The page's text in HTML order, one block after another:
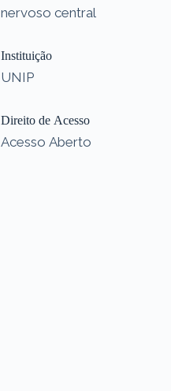
nervoso central
Instituição
UNIP
Direito de Acesso
Acesso Aberto